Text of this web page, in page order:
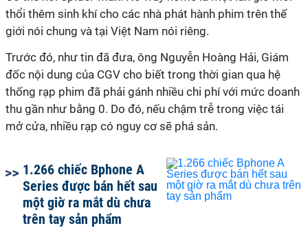
thổi thêm sinh khí cho các nhà phát hành phim trên thế
giới nói chung và tại Việt Nam nói riêng.
Trước đó, như tin đã đưa, ông Nguyễn Hoàng Hải, Giám
đốc nội dung của CGV cho biết trong thời gian qua hệ
thống rạp phim đã phải gánh nhiều chi phí với mức doanh
thu gần như bằng 0. Do đó, nếu chậm trễ trong việc tái
mở cửa, nhiều rạp có nguy cơ sẽ phá sản.
1.266 chiếc Bphone A
Series được bán hết sau
một giờ ra mắt dù chưa
trên tay sản phẩm